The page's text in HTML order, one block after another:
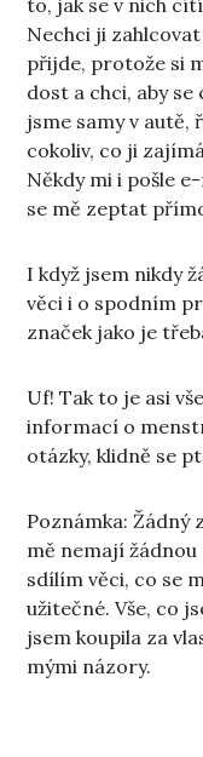
Nechci ji
přijde, protože si
dost a chci, aby
jsme samy v autě,
cokoliv, co ji
Někdy mi i pošle
se mě zeptat
I když jsem nikdy
věci i o spodním
značek jako je
Uf! Tak to je asi
informací o
otázky, klidně se
Poznámka: Žádný
mě nemají
sdílím věci, co se
užitečné. Vše, co
jsem koupila za
mými názory.